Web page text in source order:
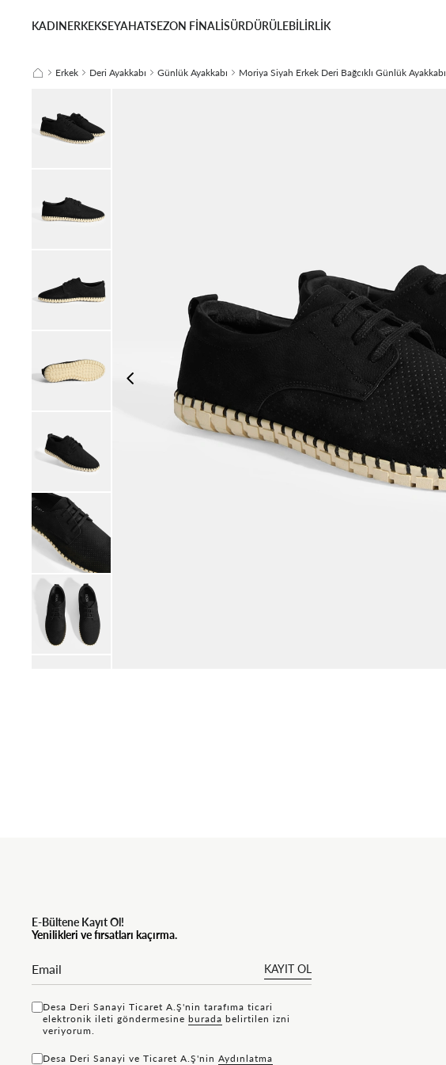
KADINERKEKSEYAHATSEZON FİNALİSÜRDÜRÜLEBİLİRLİK
Erkek Deri Ayakkabı Günlük Ayakkabı Moriya Siyah Erkek Deri Bağcıklı Günlük Ayakkabı
E-Bültene Kayıt Ol!
Yenilikleri ve fırsatları kaçırma.
KAYIT OL
Desa Deri Sanayi Ticaret A.Ş'nin tarafıma ticari
elektronik ileti göndermesine bu rada belirtilen izni
veriyorum.
Desa Deri Sanayi ve Ticaret A.Ş'nin Aydınlatma